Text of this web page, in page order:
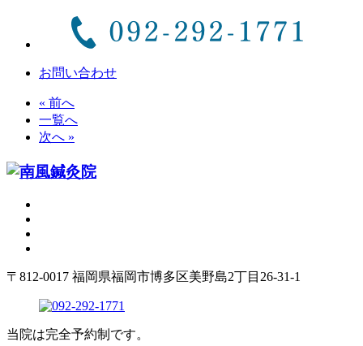
お問い合わせ
« 前へ
一覧へ
次へ »
〒812-0017 福岡県福岡市博多区美野島2丁目26-31-1
当院は完全予約制です。